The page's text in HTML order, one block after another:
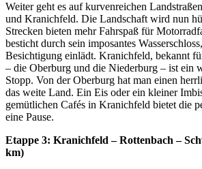
Weiter geht es auf kurvenreichen
und Kranichfeld. Die Landschaft wird nun
Strecken bieten mehr Fahrspaß für
besticht durch sein imposantes
Besichtigung einlädt. Kranichfeld, bekannt
– die Oberburg und die Niederburg – ist ein
Stopp. Von der Oberburg hat man einen
das weite Land. Ein Eis oder ein kleiner
gemütlichen Cafés in Kranichfeld bietet die
eine Pause.
Etappe 3: Kranichfeld – Rottenbach –
km)